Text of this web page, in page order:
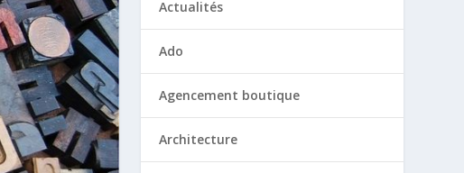
Actualités
Ado
Agencement boutique
Architecture